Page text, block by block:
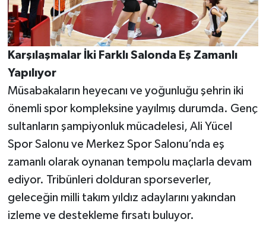
Karşılaşmalar İki Farklı Salonda Eş Zamanlı
Yapılıyor
Müsabakaların heyecanı ve yoğunluğu şehrin iki
önemli spor kompleksine yayılmış durumda. Genç
sultanların şampiyonluk mücadelesi, Ali Yücel
Spor Salonu ve Merkez Spor Salonu’nda eş
zamanlı olarak oynanan tempolu maçlarla devam
ediyor. Tribünleri dolduran sporseverler,
geleceğin milli takım yıldız adaylarını yakından
izleme ve destekleme fırsatı buluyor.